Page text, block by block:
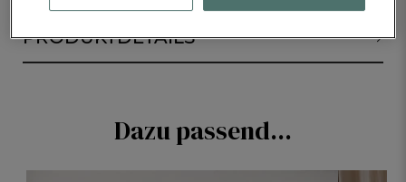
PRODUKTDETAILS
Dazu passend...